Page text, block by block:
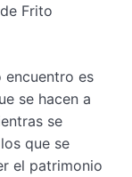
Frito
encuentro es
se hacen a
se
que se
el patrimonio